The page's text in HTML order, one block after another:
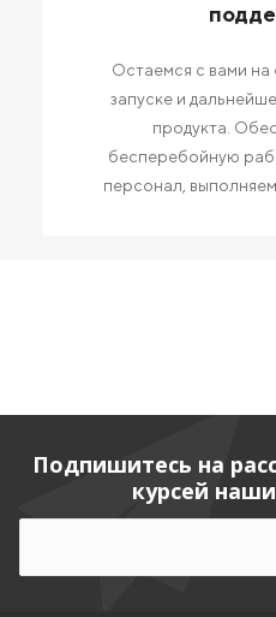
Остаемся с вами на
запуске и
продукта.
бесперебойную
персонал,
Подпишитесь на
курсей